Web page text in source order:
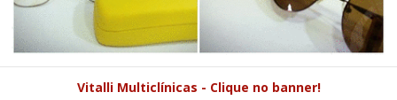
Vitalli Multiclínicas - Clique no banner!